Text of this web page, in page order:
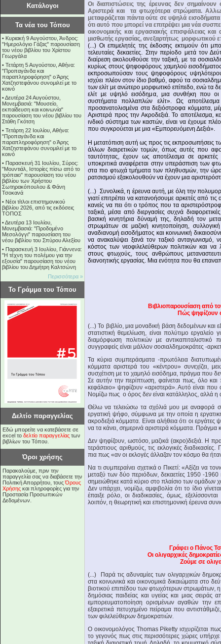
Κατάλογοι
Τα νέα του Τόπου
• Κυριακή 9 Αυγούστου, Άνδρος:
"Ημερολόγιο Γάζας" παρουσίαση
του νέου βιβλίου του Χρίστου
Γεωργάλα
• Τετάρτη 5 Αυγούστου, Αθήνα:
"Προπαγάνδα και
παραπληροφόρηση" ο Άρης
Χατζηστεφάνου συνομιλεί με το
κοινό
•Δευτέρα 24 Αυγούστου,
Μονεμβασιά: "Μουσείο,
εκπαίδευση και κοινωνία"
παρουσίαση του νέου βιβλίου του
Στάθη Γκότση
• Τετάρτη 22 Ιουλίου, Αθήνα:
"Προπαγάνδα και
παραπληροφόρηση" ο Άρης
Χατζηστεφάνου συνομιλεί με το
κοινό
• Παρασκευή 31 Ιουλίου, Σύρος:
"Μουντιάλ, Ιστορίες πίσω από το
τρόπαιο" παρουσίαση του νέου
βιβλίου των Χρήστου
Σωτηρακόπουλου & Φάνη
Τσοκανά
• Νέοι τίτλοι επιστημονικού
βιβλίου 2026, από τις εκδόσεις
ΤΟΠΟΣ
•Δευτέρα 13 Ιουλίου,
Μονεμβασιά: "Προδομένο
Μεσολόγγι" παρουσίαση του
νέου βιβλίου του Σπύρου Αλεξίου
• Παρασκευή 3 Ιουλίου, Γιάννενα:
"Η τέχνη του πολέμου για την
εξουσία" παρουσίαση του νέου
βιβλίου του Δημήτρη Καλτσώνη
Περισσότερα »
Το Γράμμα του Τόπου
Δελτίο παραγγελίας
Εδώ μπορείτε να κατεβάσετε σε
excel το δελτίο παραγγελίας των
βιβλίων του Τόπου.
Όροι χρήσης
Παρακαλούμε, πριν την
παραγγελία σας να διαβάσετε την
Πολιτική Απορρήτου, τουςΌρους
Χρήσης και πληροφορίες για την
Προστασία Προσωπικών
Δεδομένων.
Οι διαπιστώσεις της έρευνας δεν
Αριστερά και τα φτωχότερα στρώματα.
μεταφράζεται πάντα ούτε σε υψηλά
ότι αυτό που μπορεί να επιτρέψει μια νέα
οικονομικής και εργασιακής επισφάλειας
μισθωτής εργασίας, ανεξαρτήτως μορφωτικού
(...) Οι επιμελητές της έκδοσης εκτιμούν ότι
τελευταίες δεκαετίες. Στην περίοδο μετά τον
διαίρεση ακολουθούσε την ταξική, με τα
κυρίως στους ψηφοφόρους χαμηλού
εκπροσωπούσαν τους ψηφοφόρους
ισχύει πλέον στον ίδιο βαθμό, αφού τα
των ελίτ με ανώτερο μορφωτικό επίπεδο, ενώ τα
ελίτ με υψηλό εισόδημα, μια συνθήκη που οι
συστήματα πολλαπλών ελίτ». Ως
προσανατολισμένα στα δεξιόστροφα κόμματα,
Αριστερά προς την Ακροδεξιά. Το αποτέλεσμα,
ινδικό σύστημα των καστών, είναι να έχουμε
που συγκρούεται με μια «Εμπορευόμενη Δεξιά».
Η μετατόπιση αυτή ως προς τις εκπροσωπήσεις
άλλων διαιρετικών τομών, όπως αυτές που
ταυτότητας, έχουν ως αποτέλεσμα σε
υποκριτικά αναφέρεται στην υπεράσπιση των
στα πιο φτωχά τμήματα των πληθυσμών, την ώρα
ρατσισμού εξακολουθούν να έχουν μια
(...) Συνολικά, η έρευνα αυτή, με όλη την
γιατί επιτρέπει να κατανοήσουμε αρκετές από
κανείς να πει ότι ο τρόπος που τα
ταξικά, μέσα από διεργασίες συχνά
βασική κινητήρια δύναμή της, δηλαδή τον
στρωμάτων σε μαζική κινητοποίηση,
αναδιανομή εισοδήματος και κοινωνική
να ανακαλύψει ξανά τον ταξικό
κόστος των νεοφιλελεύθερων πολιτικών και
στους φτωχούς, τους ανθρώπους
διανοητικής εργασίας. Μια ενότητα που θα
Βιβλιοπαρουσίαση από
Πώς ψηφίζουν
(...) Το βιβλίο, μια μοναδική βάση δεδομένων και
στατιστική θεμελίωση, είναι πολύτιμο
διαμόρφωση πολιτικών με
συγγραφείς είναι μάλλον σοσιαλδημοκράτες -
Τα κύρια συμπεράσματα -πρωτόλεια
κόμματα αριστερά του «κέντρου» συνεχίζει,
συσχέτιση με το χαμηλό εισόδημα, πράγμα που
Σε αυτήν την περίπτωση, φαίνεται πως, όλο και
κεφάλαιο» ψηφίζουν «αριστερά». Αυτό είναι που
Νομίζω πως ο όρος δεν είναι κατάλληλος, αλλά η
Θέλω να τελειώσω τα σχόλιά μου με αναφορά
εργατική ψήφο, σύμφωνα με την οποία η
ακροδεξιά κόμματα. Είναι αλήθεια ότι οι
να τα κάνει, σημερινά αριστερά κόμματα. Πράγμα
Δεν ψηφίζουν, ωστόσο, μαζικά (ακρο)δεξιά. Η
τεράστιους αριθμούς, τις εκλογικές
πια πως «αν οι εκλογές άλλαζαν τον κόσμο θα
Να τι συμπεραίνει σχετικά ο Πικετί: «Αξίζει να
μεταξύ των δύο περιόδων, δεκαετίες 1950 -
σημειώθηκε κατά κύριο στο πλαίσιο των ομάδων
Δεν υπάρχει, νομίζω, αμφιβολία ότι το ίδιο
έπαιξε ρόλο, οι διαδικασίες, όμως,
λοιπόν, η θεωρητική και επιστημονική έρευνα
Γράφει ο Πάνος
Οι ολιγαρχικές
Ζούμε σε
(...) Παρά τις αδυναμίες των ολιγαρχικών
στα κοινωνικά και οικονομικά δικαιώματα στο
βιοτικού επιπέδου των φτωχότερων στρωμάτων, η
δημόσιας παιδείας και υγείας και μιας
εμπορευματοποίηση ορισμένων αγαθών την
εξαιρετικά πετυχημένο πείραμα που
των φιλελεύθερων δημοκρατιών.
Ο οικονομολόγος Thomas Piketty ισχυρίζεται
το γεγονός πως στις περισσότερες χώρες